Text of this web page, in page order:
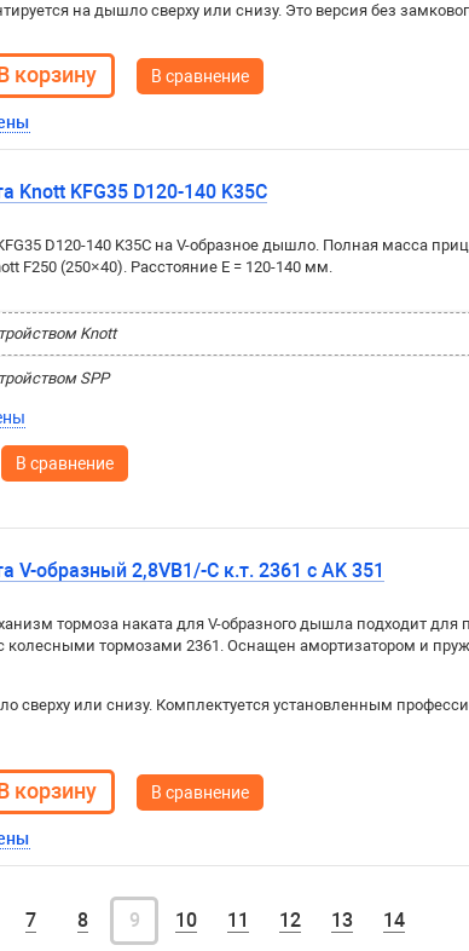
на дышло сверху или снизу. Это версия без
В сравнение
Knott KFG35 D120-140 K35C
D120-140 K35C на V-образное дышло. Полная масса
F250 (250×40). Расстояние Е = 120-140 мм.
Knott
SPP
В сравнение
V-образный 2,8VB1/-C к.т. 2361 c AK 351
тормоза наката для V-образного дышла подходит для
с колесными тормозами 2361. Оснащен амортизатором и
сверху или снизу. Комплектуется установленным
В сравнение
7 8 9 10 11 12 13 14